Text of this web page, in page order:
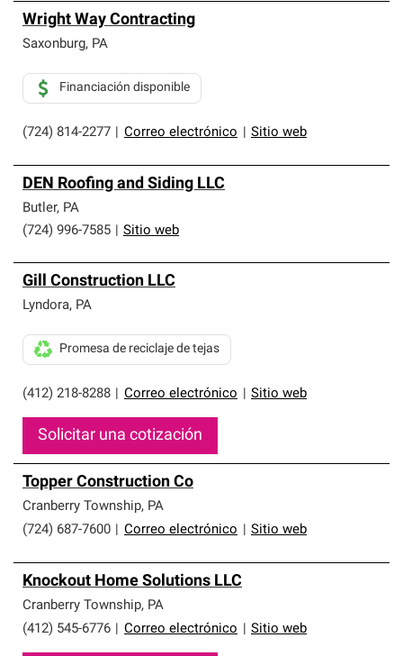
Wright Way Contracting
Saxonburg, PA
(724) 814-2277 Correo electrónico Sitio web
Financiación disponible
DEN Roofing and Siding LLC
Butler, PA
(724) 996-7585
Sitio web
Gill Construction LLC
Lyndora, PA
(412) 218-8288 Correo electrónico Sitio web
Promesa de reciclaje de tejas
Solicitar una cotización
Topper Construction Co
Cranberry Township, PA
(724) 687-7600
Correo electrónico Sitio web
Knockout Home Solutions LLC
Cranberry Township, PA
(412) 545-6776
Correo electrónico Sitio web